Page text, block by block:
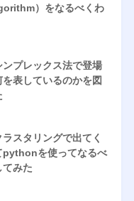
）をなるべくわ
ンプレックス法で登場
表しているのかを図
ラスタリングで出てく
pythonを使ってなるべ
てみた